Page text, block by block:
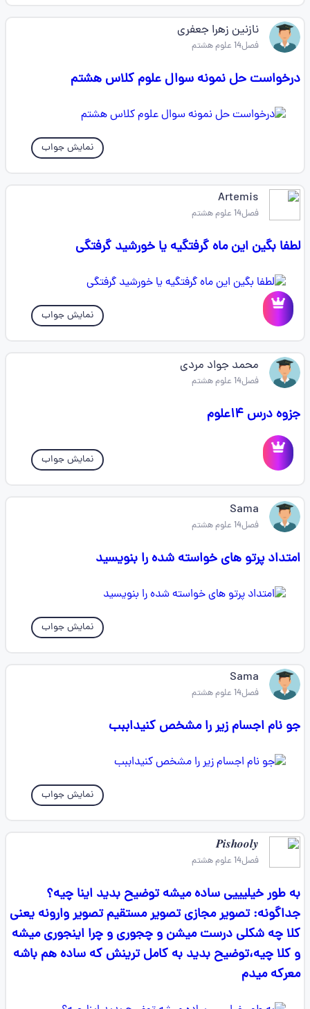
نازنین زهرا جعفری
فصل14 علوم هشتم
درخواست حل نمونه سوال علوم کلاس هشتم
نمایش جواب
Artemis
فصل14 علوم هشتم
لطفا بگین این ماه گرفتگیه یا خورشید گرفتگی
نمایش جواب
محمد جواد مردی
فصل14 علوم هشتم
جزوه درس ۱۴علوم
نمایش جواب
Sama
فصل14 علوم هشتم
امتداد پرتو های خواسته شده را بنویسید
نمایش جواب
Sama
فصل14 علوم هشتم
جو نام اجسام زیر را مشخص کنیداببب
نمایش جواب
𝑷𝒊𝒔𝒉𝒐𝒐𝒍𝒚
فصل14 علوم هشتم
به طور خیلیییی ساده میشه توضیح بدید اینا چیه؟
جداگونه: تصویر مجازی تصویر مستقیم تصویر وارونه یعنی
کلا چه شکلی درست میشن و چجوری و چرا اینجوری میشه
و کلا چیه،توضیح بدید به کامل ترینش که ساده هم باشه
معرکه میدم